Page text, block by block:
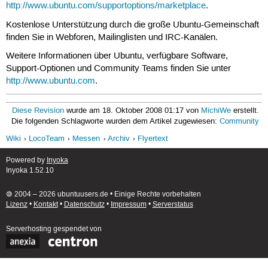
http://www.ubuntu.com/supportoptions/marketplace.
Kostenlose Unterstützung durch die große Ubuntu-Gemeinschaft
finden Sie in Webforen, Mailinglisten und IRC-Kanälen.
Weitere Informationen über Ubuntu, verfügbare Software,
Support-Optionen und Community Teams finden Sie unter
http://www.ubuntu.com.
Diese Revision wurde am 18. Oktober 2008 01:17 von MichiWe erstellt.
Die folgenden Schlagworte wurden dem Artikel zugewiesen:Community
Wiki
LocoTeam Messen Archiv Flyertext
Powered by Inyoka
Inyoka 1.52.10
🄯 2004 – 2026 ubuntuusers.de • Einige Rechte vorbehalten
Lizenz• Kontakt• Datenschutz• Impressum• Serverstatus
Serverhosting gespendet von